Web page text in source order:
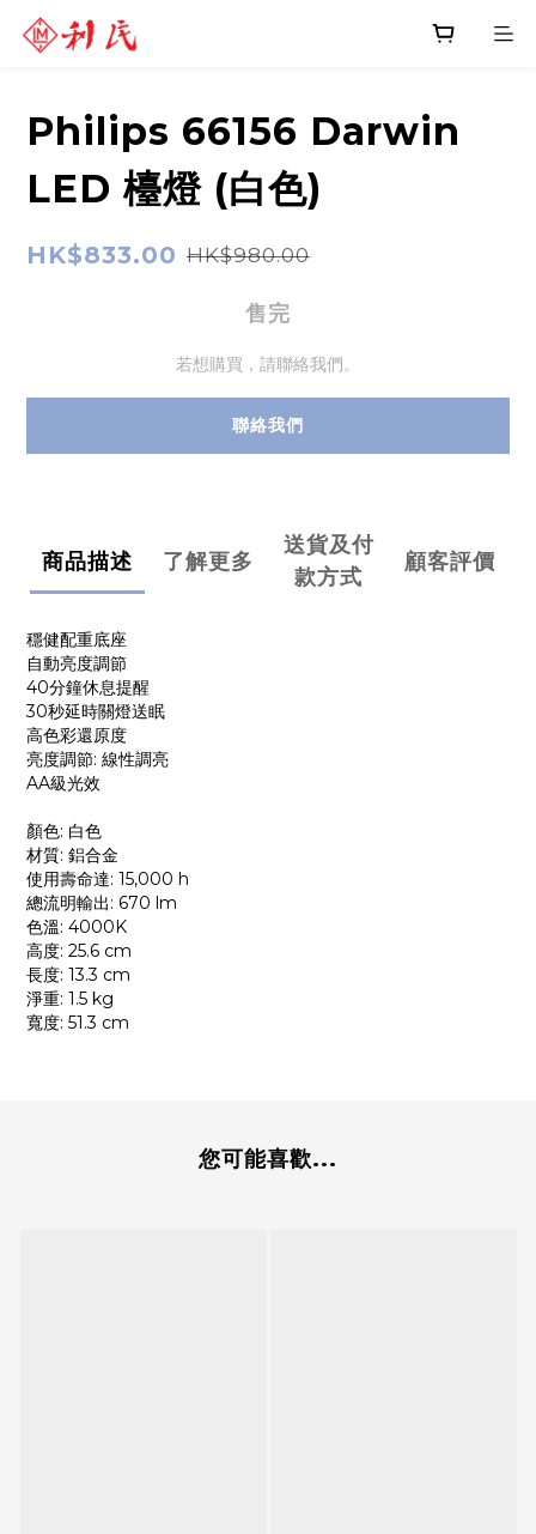
Philips 66156 Darwin
LED 檯燈 (白色)
HK$833.00 HK$980.00
售完
若想購買，請聯絡我們。
聯絡我們
商品描述 了解更多
送貨及付
款方式
顧客評價
穩健配重底座
自動亮度調節
40分鐘休息提醒
30秒延時關燈送眠
高色彩還原度
亮度調節: 線性調亮
AA級光效
顏色: 白色
材質: 鋁合金
使用壽命達: 15,000 h
總流明輸出: 670 lm
色溫: 4000K
高度: 25.6 cm
長度: 13.3 cm
淨重: 1.5 kg
寬度: 51.3 cm
您可能喜歡...